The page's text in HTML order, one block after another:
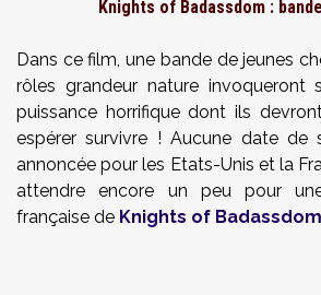
Knights of Badassdom :
Dans ce film, une bande de jeunes
rôles grandeur nature invoqueront
puissance horrifique dont ils
espérer survivre ! Aucune date de
annoncée pour les Etats-Unis et la
attendre encore un peu pour
française de Knights of Badassdom